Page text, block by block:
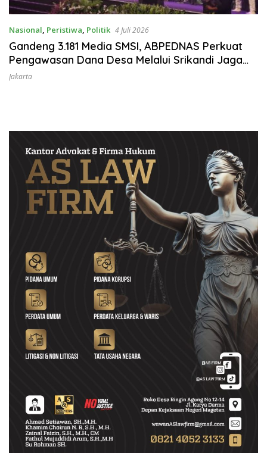
Nasional, Peristiwa, Politik 4 Juli 2026
Gandeng 3.181 Media SMSI, ABPEDNAS Perkuat
Pengawasan Dana Desa Melalui Srikandi Jaga
Desa
Jakarta